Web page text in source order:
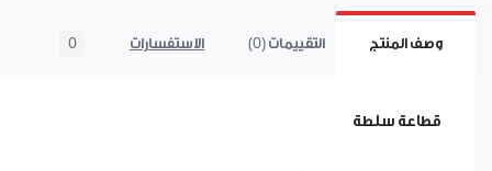
وصف المنتج التقييمات (0) الاستفسارات 0
قطاعة سلطة